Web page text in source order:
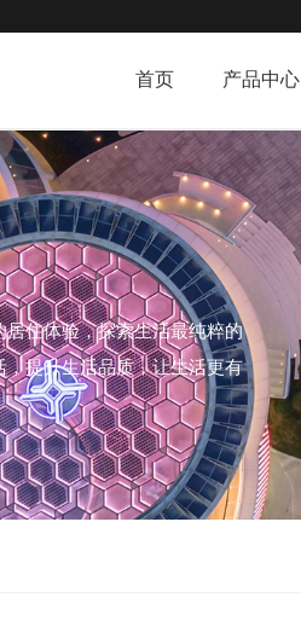
首页 产品中心
住体验，探索生活最纯粹的
提升生活品质，让生活更有